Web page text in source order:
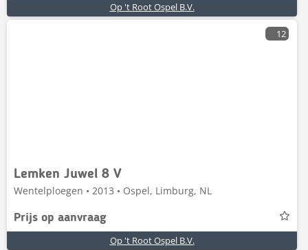
Op 't Root Ospel B.V.
12
Lemken Juwel 8 V
Wentelploegen • 2013 • Ospel, Limburg, NL
Prijs op aanvraag
Op 't Root Ospel B.V.